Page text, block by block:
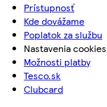
Prístupnosť
Kde dovážame
Poplatok za službu
Nastavenia cookies
Možnosti platby
Tesco.sk
Clubcard